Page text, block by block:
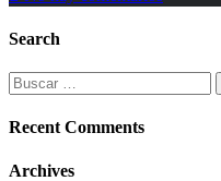
Search
Buscar:
Recent Comments
Archives